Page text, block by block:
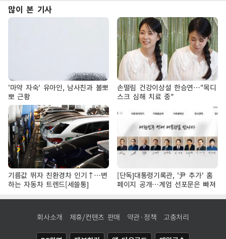
많이 본 기사
'마약 자숙' 유아인, 남사친과 볼뽀
뽀 근황
손떨림 건강이상설 한승연…"목디
스크 심해 치료 중"
기름값 뛰자 친환경차 인기↑…변
하는 자동차 트렌드[세쓸통]
[단독]대통령기록관, '尹 추가' 홈
페이지 공개…계엄 선포문은 빠져
회사소개 제휴/컨텐츠 판매 약관·정책 고충처리